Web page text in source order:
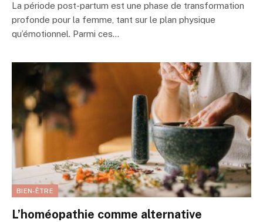
La période post-partum est une phase de transformation
profonde pour la femme, tant sur le plan physique
qu’émotionnel. Parmi ces…
BIEN-ÊTRE
L’homéopathie comme alternative